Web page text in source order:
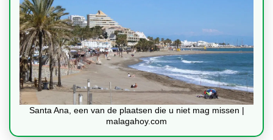
Santa Ana, een van de plaatsen die u niet mag missen |
malagahoy.com